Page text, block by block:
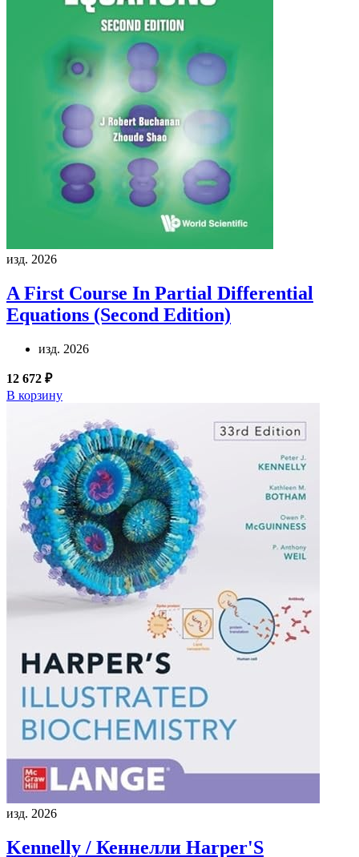
изд. 2026
A First Course In Partial Differential
Equations (Second Edition)
изд. 2026
12 672 ₽
В корзину
изд. 2026
Kennelly / Кеннелли Harper'S